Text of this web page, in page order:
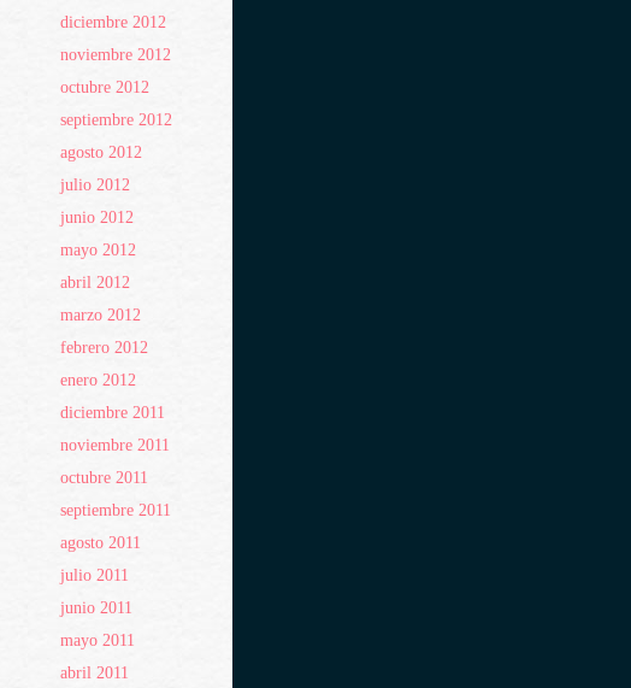
diciembre 2012
noviembre 2012
octubre 2012
septiembre 2012
agosto 2012
julio 2012
junio 2012
mayo 2012
abril 2012
marzo 2012
febrero 2012
enero 2012
diciembre 2011
noviembre 2011
octubre 2011
septiembre 2011
agosto 2011
julio 2011
junio 2011
mayo 2011
abril 2011